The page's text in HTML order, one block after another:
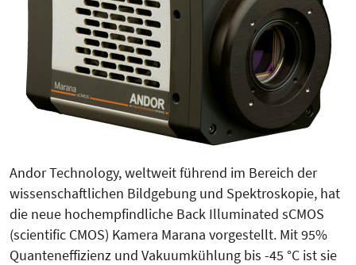
Andor Technology, weltweit führend im Bereich der
wissenschaftlichen Bildgebung und Spektroskopie, hat
die neue hochempfindliche Back Illuminated sCMOS
(scientific CMOS) Kamera Marana vorgestellt. Mit 95%
Quanteneffizienz und Vakuumkühlung bis -45 °C ist sie